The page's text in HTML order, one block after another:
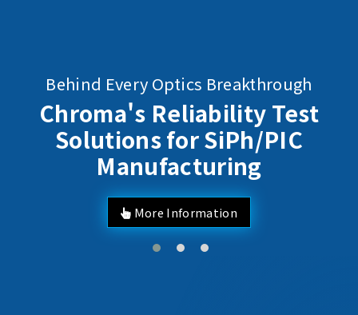
Behind Every Optics Breakthrough
Chroma's Reliability Test
Solutions for SiPh/PIC
Manufacturing
More Information